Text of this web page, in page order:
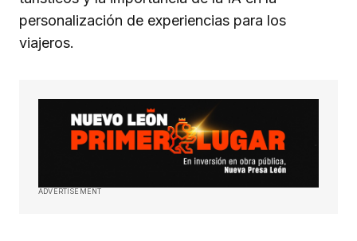
personalización de experiencias para los
viajeros.
ADVERTISEMENT